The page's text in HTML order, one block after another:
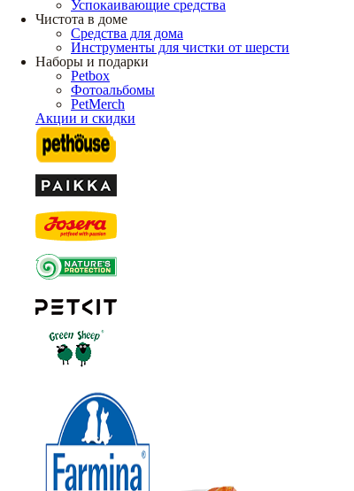
Успокаивающие средства
Чистота в доме
Средства для дома
Инструменты для чистки от шерсти
Наборы и подарки
Petbox
Фотоальбомы
PetMerch
Акции и скидки